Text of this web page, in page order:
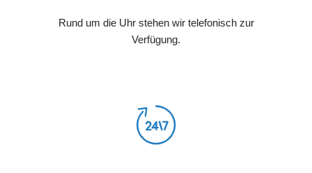
Rund um die Uhr stehen wir telefonisch zur
Verfügung.